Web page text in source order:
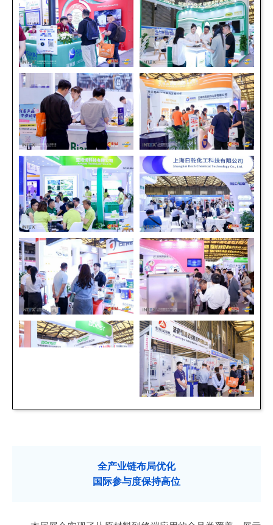
全产业链布局优化
国际参与度保持高位